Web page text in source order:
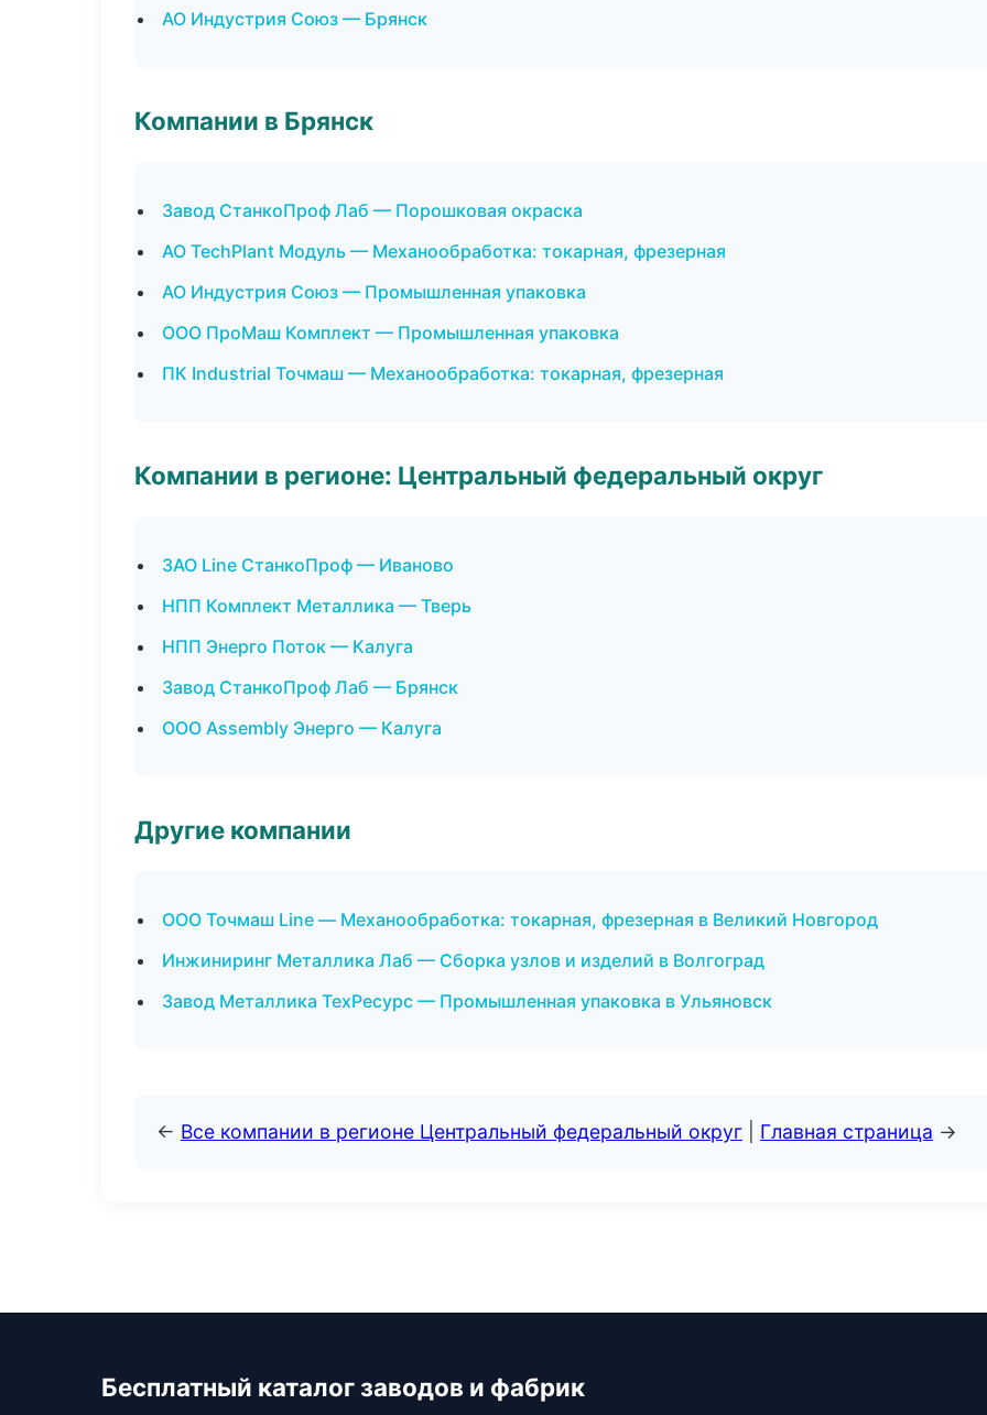
АО Индустрия Союз — Брянск
Компании в Брянск
Завод СтанкоПроф Лаб — Порошковая окраска
АО TechPlant Модуль — Механообработка: токарная, фрезерная
АО Индустрия Союз — Промышленная упаковка
ООО ПроМаш Комплект — Промышленная упаковка
ПК Industrial Точмаш — Механообработка: токарная, фрезерная
Компании в регионе: Центральный федеральный округ
ЗАО Line СтанкоПроф — Иваново
НПП Комплект Металлика — Тверь
НПП Энерго Поток — Калуга
Завод СтанкоПроф Лаб — Брянск
ООО Assembly Энерго — Калуга
Другие компании
ООО Точмаш Line — Механообработка: токарная, фрезерная в Великий Новгород
Инжиниринг Металлика Лаб — Сборка узлов и изделий в Волгоград
Завод Металлика ТехРесурс — Промышленная упаковка в Ульяновск
← Все компании в регионе Центральный федеральный округ Главная страница →
Бесплатный каталог заводов и фабрик